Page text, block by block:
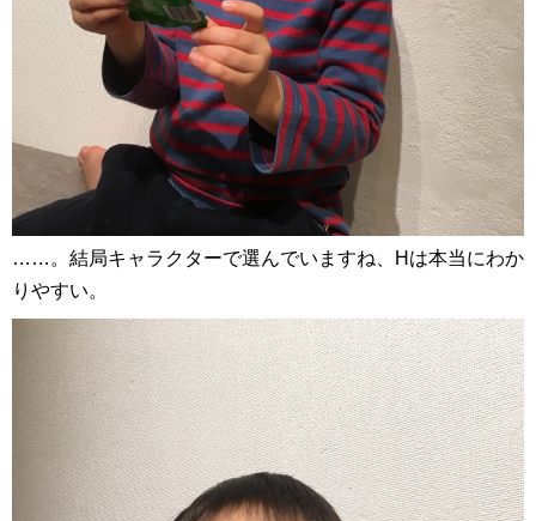
……。結局キャラクターで選んでいますね、Hは本当にわか
りやすい。